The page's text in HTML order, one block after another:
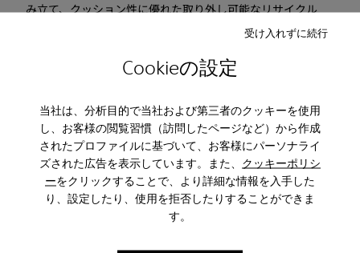
Cookieの設定
当社は、分析目的で当社および第三者のクッキーを使用
し、お客様の閲覧習慣（訪問したページなど）から作成
されたプロファイルに基づいて、お客様にパーソナライ
ズされた広告を表示しています。また、 クッキーポリシ
ーをクリックすることで、より詳細な情報を入手した
り、設定したり、使用を拒否したりすることができま
す。
受け入れずに続行
み立て、クッション性に優れた取り外し可能なリサイクル
Ortholite®(オーソライト)インソールが快適な履き心地をもた
けるローファータイプのデザインはすっきりした足元を演出
■インソール取り外し：可
■サイズ：
*カンペールはヨーロッパ・サイズとなっております。このサ
イズはあくまでも目安となります。
22.5cm / 35